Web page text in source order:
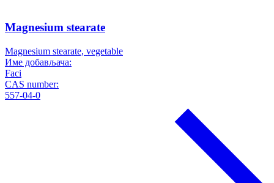
Magnesium stearate
Magnesium stearate, vegetable
Име добављача:
Faci
CAS number:
557-04-0